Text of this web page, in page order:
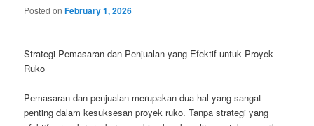
Posted onFebruary 1, 2026
Strategi Pemasaran dan Penjualan yang Efektif untuk Proyek
Ruko
Pemasaran dan penjualan merupakan dua hal yang sangat
penting dalam kesuksesan proyek ruko. Tanpa strategi yang